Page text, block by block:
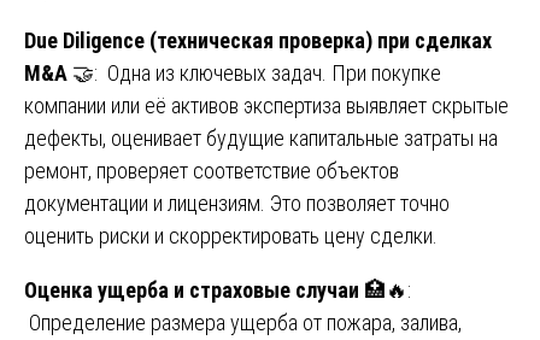
Due Diligence (техническая проверка) при сделках
M&A 🤝: Одна из ключевых задач. При покупке
компании или её активов экспертиза выявляет скрытые
дефекты, оценивает будущие капитальные затраты на
ремонт, проверяет соответствие объектов
документации и лицензиям. Это позволяет точно
оценить риски и скорректировать цену сделки.
Оценка ущерба и страховые случаи 🏥🔥:
Определение размера ущерба от пожара, залива,